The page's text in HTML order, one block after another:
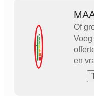
Of
en